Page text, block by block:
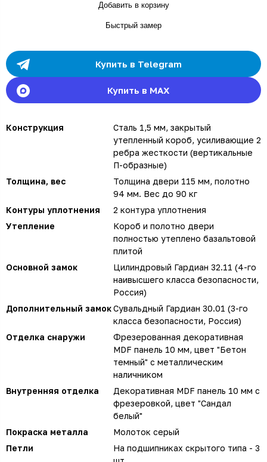
Добавить в корзину
Быстрый замер
Купить в Telegram
Купить в MAX
Конструкция
Сталь 1,5 мм, закрытый
утепленный короб, усиливающие 2
ребра жесткости (вертикальные
П-образные)
Толщина, вес
Толщина двери 115 мм, полотно
94 мм. Вес до 90 кг
Контуры уплотнения
2 контура уплотнения
Утепление
Короб и полотно двери
полностью утеплено базальтовой
плитой
Основной замок
Цилиндровый Гардиан 32.11 (4-го
наивысшего класса безопасности,
Россия)
Дополнительный замокСувальдный Гардиан 30.01 (3-го
класса безопасности, Россия)
Отделка снаружи
Фрезерованная декоративная
MDF панель 10 мм, цвет "Бетон
темный" с металлическим
наличником
Внутренняя отделка
Декоративная MDF панель 10 мм с
фрезеровкой, цвет "Сандал
белый"
Покраска металла
Молоток серый
Петли
На подшипниках скрытого типа - 3